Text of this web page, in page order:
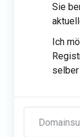
Sie
Ich